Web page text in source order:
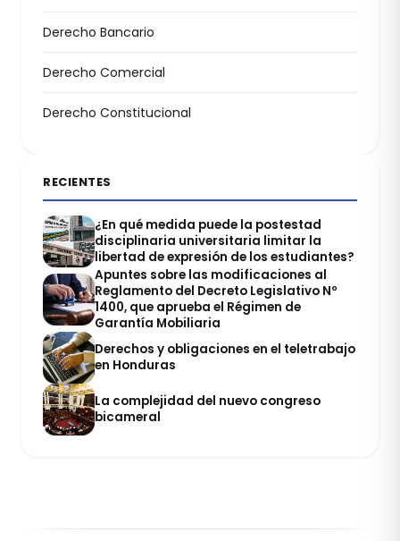
Derecho Bancario
Derecho Comercial
Derecho Constitucional
RECIENTES
¿En qué medida puede la postestad
disciplinaria universitaria limitar la
libertad de expresión de los estudiantes?
Apuntes sobre las modificaciones al
Reglamento del Decreto Legislativo Nº
1400, que aprueba el Régimen de
Garantía Mobiliaria
Derechos y obligaciones en el teletrabajo
en Honduras
La complejidad del nuevo congreso
bicameral